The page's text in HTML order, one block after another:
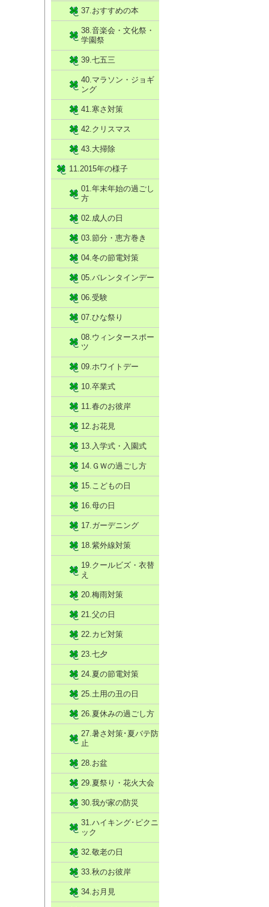
37.おすすめの本
38.音楽会・文化祭・
学園祭
39.七五三
40.マラソン・ジョギ
ング
41.寒さ対策
42.クリスマス
43.大掃除
11.2015年の様子
01.年末年始の過ごし
方
02.成人の日
03.節分・恵方巻き
04.冬の節電対策
05.バレンタインデー
06.受験
07.ひな祭り
08.ウィンタースポー
ツ
09.ホワイトデー
10.卒業式
11.春のお彼岸
12.お花見
13.入学式・入園式
14.ＧＷの過ごし方
15.こどもの日
16.母の日
17.ガーデニング
18.紫外線対策
19.クールビズ・衣替
え
20.梅雨対策
21.父の日
22.カビ対策
23.七夕
24.夏の節電対策
25.土用の丑の日
26.夏休みの過ごし方
27.暑さ対策･夏バテ防
止
28.お盆
29.夏祭り・花火大会
30.我が家の防災
31.ハイキング･ピクニ
ック
32.敬老の日
33.秋のお彼岸
34.お月見